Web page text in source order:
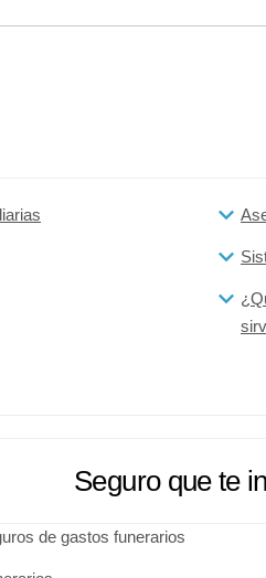
Seguro que te
de gastos funerarios